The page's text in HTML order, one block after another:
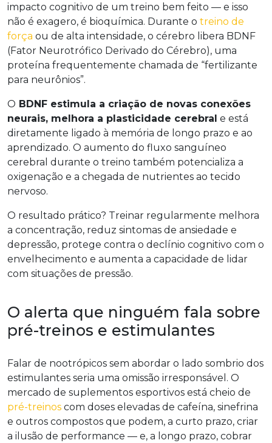
impacto cognitivo de um treino bem feito — e isso
não é exagero, é bioquímica. Durante o treino de
força ou de alta intensidade, o cérebro libera BDNF
(Fator Neurotrófico Derivado do Cérebro), uma
proteína frequentemente chamada de “fertilizante
para neurônios”.
O BDNF estimula a criação de novas conexões
neurais, melhora a plasticidade cerebral e está
diretamente ligado à memória de longo prazo e ao
aprendizado. O aumento do fluxo sanguíneo
cerebral durante o treino também potencializa a
oxigenação e a chegada de nutrientes ao tecido
nervoso.
O resultado prático? Treinar regularmente melhora
a concentração, reduz sintomas de ansiedade e
depressão, protege contra o declínio cognitivo com o
envelhecimento e aumenta a capacidade de lidar
com situações de pressão.
O alerta que ninguém fala sobre
pré-treinos e estimulantes
Falar de nootrópicos sem abordar o lado sombrio dos
estimulantes seria uma omissão irresponsável. O
mercado de suplementos esportivos está cheio de
pré-treinos com doses elevadas de cafeína, sinefrina
e outros compostos que podem, a curto prazo, criar
a ilusão de performance — e, a longo prazo, cobrar